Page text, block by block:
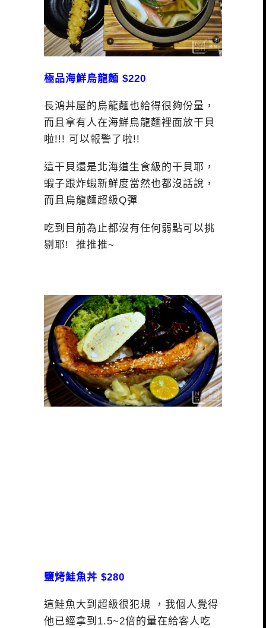
極品海鮮烏龍麵 $220
長鴻丼屋的烏龍麵也給得很夠份量，
而且拿有人在海鮮烏龍麵裡面放干貝
啦!!! 可以報警了啦!!
這干貝還是北海道生食級的干貝耶，
蝦子跟炸蝦新鮮度當然也都沒話說，
而且烏龍麵超級Q彈
吃到目前為止都沒有任何弱點可以挑
剔耶! 推推推~
鹽烤鮭魚丼 $280
這鮭魚大到超級很犯規 ，我個人覺得
他已經拿到1.5~2倍的量在給客人吃